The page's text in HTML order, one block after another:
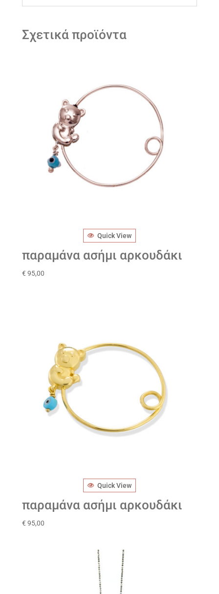
Σχετικά προϊόντα
Quick View
παραμάνα ασήμι αρκουδάκι
€ 95,00
Quick View
παραμάνα ασήμι αρκουδάκι
€ 95,00